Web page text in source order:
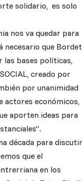
solidario, es solo
nos va quedar para
necesario que Bordet
las bases políticas,
creado por
por unanimidad
actores económicos,
aporten ideas para
década para discutir
que el
en los